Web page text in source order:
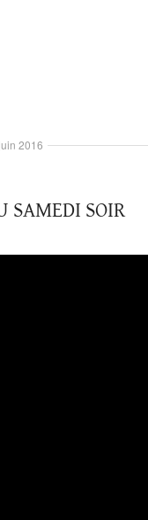
SAMEDI SOIR
2016